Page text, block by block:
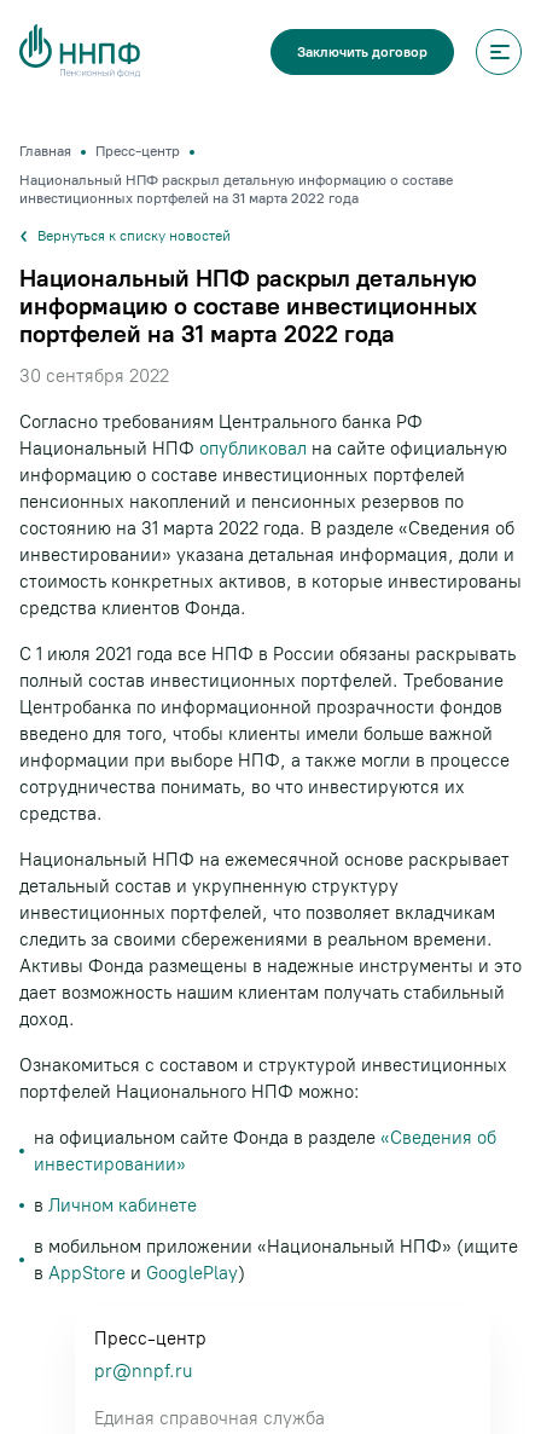
Заключить договор
Главная
Пресс-центр
Национальный НПФ раскрыл детальную информацию о составе
инвестиционных портфелей на 31 марта 2022 года
Вернуться к списку новостей
Национальный НПФ раскрыл детальную
информацию о составе инвестиционных
портфелей на 31 марта 2022 года
30 сентября 2022
Согласно требованиям Центрального банка РФ
Национальный НПФ опубликовал на сайте официальную
информацию о составе инвестиционных портфелей
пенсионных накоплений и пенсионных резервов по
состоянию на 31 марта 2022 года. В разделе «Сведения об
инвестировании» указана детальная информация, доли и
стоимость конкретных активов, в которые инвестированы
средства клиентов Фонда.
С 1 июля 2021 года все НПФ в России обязаны раскрывать
полный состав инвестиционных портфелей. Требование
Центробанка по информационной прозрачности фондов
введено для того, чтобы клиенты имели больше важной
информации при выборе НПФ, а также могли в процессе
сотрудничества понимать, во что инвестируются их
средства.
Национальный НПФ на ежемесячной основе раскрывает
детальный состав и укрупненную структуру
инвестиционных портфелей, что позволяет вкладчикам
следить за своими сбережениями в реальном времени.
Активы Фонда размещены в надежные инструменты и это
дает возможность нашим клиентам получать стабильный
доход.
Ознакомиться с составом и структурой инвестиционных
портфелей Национального НПФ можно:
на официальном сайте Фонда в разделе «Сведения об
инвестировании»
в Личном кабинете
в мобильном приложении «Национальный НПФ» (ищите
в AppStore и GooglePlay)
Пресс-центр
pr@nnpf.ru
Единая справочная служба